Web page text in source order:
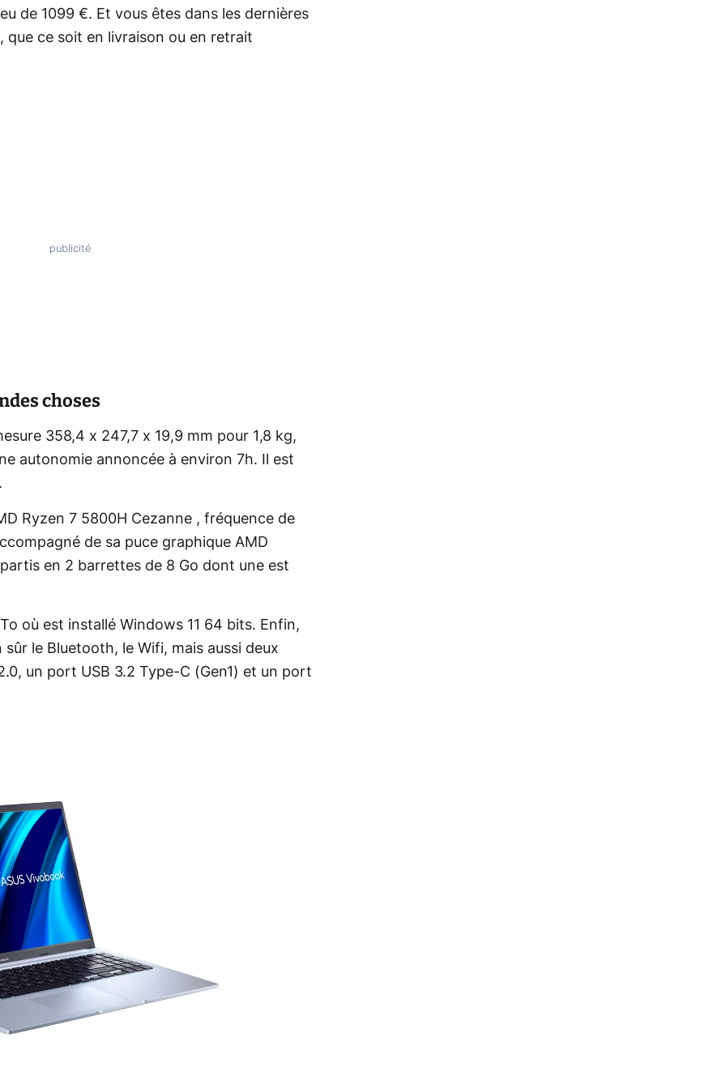
de 1099 €. Et vous êtes dans les dernières
ce soit en livraison ou en retrait
choses
358,4 x 247,7 x 19,9 mm pour 1,8 kg,
autonomie annoncée à environ 7h. Il est
Ryzen 7 5800H Cezanne , fréquence de
de sa puce graphique AMD
en 2 barrettes de 8 Go dont une est
où est installé Windows 11 64 bits. Enfin,
le Bluetooth, le Wifi, mais aussi deux
un port USB 3.2 Type-C (Gen1) et un port